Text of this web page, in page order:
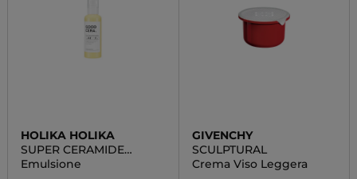
HOLIKA HOLIKA
SUPER CERAMIDE
EMULSION
Emulsione
GIVENCHY
SCULPTURAL
Crema Viso Leggera